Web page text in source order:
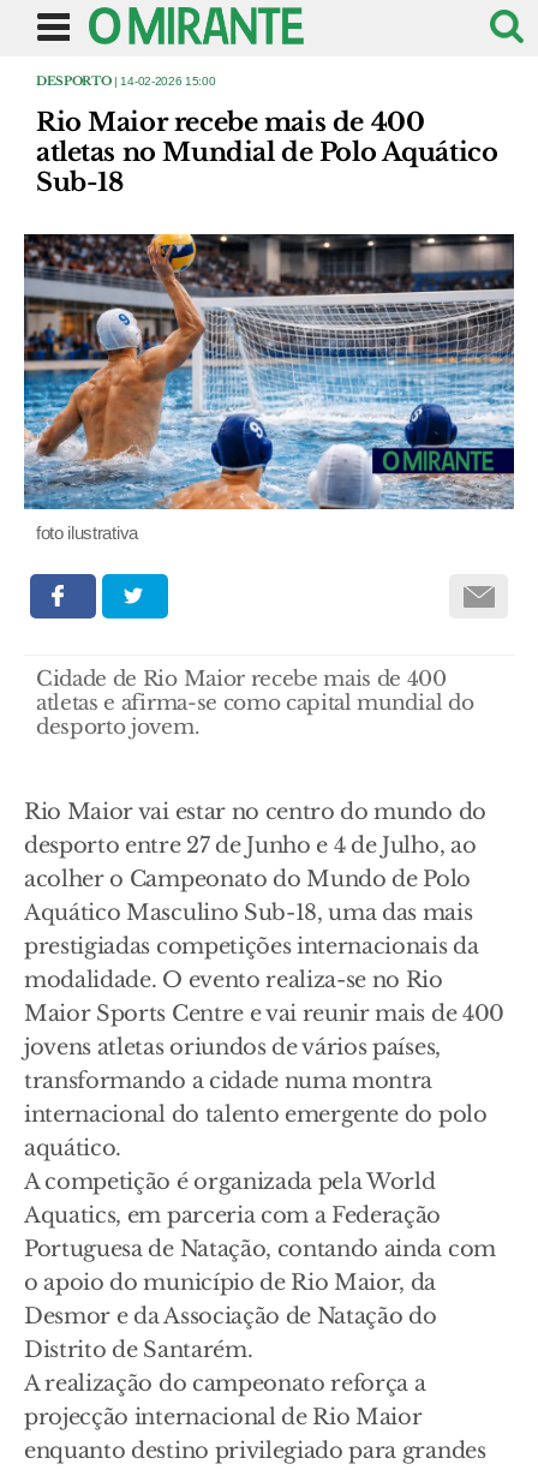
DESPORTO| 14-02-2026 15:00
Rio Maior recebe mais de 400
atletas no Mundial de Polo Aquático
Sub-18
foto ilustrativa
Cidade de Rio Maior recebe mais de 400
atletas e afirma-se como capital mundial do
desporto jovem.
Rio Maior vai estar no centro do mundo do
desporto entre 27 de Junho e 4 de Julho, ao
acolher o Campeonato do Mundo de Polo
Aquático Masculino Sub-18, uma das mais
prestigiadas competições internacionais da
modalidade. O evento realiza-se no Rio
Maior Sports Centre e vai reunir mais de 400
jovens atletas oriundos de vários países,
transformando a cidade numa montra
internacional do talento emergente do polo
aquático.
A competição é organizada pela World
Aquatics, em parceria com a Federação
Portuguesa de Natação, contando ainda com
o apoio do município de Rio Maior, da
Desmor e da Associação de Natação do
Distrito de Santarém.
A realização do campeonato reforça a
projecção internacional de Rio Maior
enquanto destino privilegiado para grandes